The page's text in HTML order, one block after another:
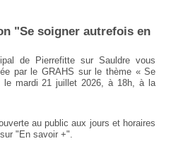
"Se soigner autrefois en
de Pierrefitte sur Sauldre vous
par le GRAHS sur le thème « Se
le mardi 21 juillet 2026, à 18h, à la
au public aux jours et horaires
"En savoir +".